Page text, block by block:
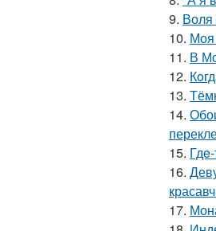
9. Воля
10. Моя
11. В
12.
13.
14.
15.
16.
17.